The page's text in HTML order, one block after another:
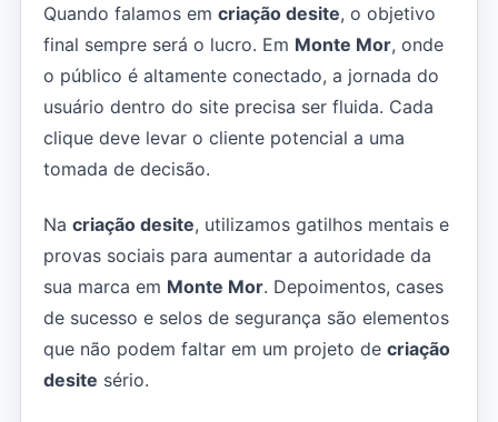
Quando falamos em criação desite, o objetivo
final sempre será o lucro. Em Monte Mor, onde
o público é altamente conectado, a jornada do
usuário dentro do site precisa ser fluida. Cada
clique deve levar o cliente potencial a uma
tomada de decisão.
Na criação desite, utilizamos gatilhos mentais e
provas sociais para aumentar a autoridade da
sua marca em Monte Mor. Depoimentos, cases
de sucesso e selos de segurança são elementos
que não podem faltar em um projeto de criação
desite sério.